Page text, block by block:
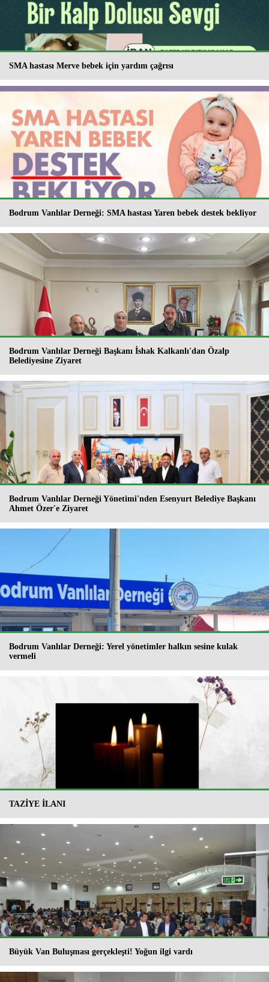
SMA hastası Merve bebek için yardım çağrısı
Bodrum Vanlılar Derneği: SMA hastası Yaren bebek destek bekliyor
Bodrum Vanlılar Derneği Başkanı İshak Kalkanlı'dan Özalp
Belediyesine Ziyaret
Bodrum Vanlılar Derneği Yönetimi'nden Esenyurt Belediye Başkanı
Ahmet Özer'e Ziyaret
Bodrum Vanlılar Derneği: Yerel yönetimler halkın sesine kulak
vermeli
TAZİYE İLANI
Büyük Van Buluşması gerçekleşti! Yoğun ilgi vardı